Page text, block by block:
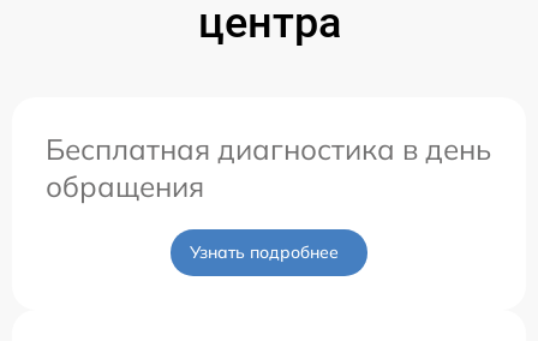
центра
Бесплатная диагностика в день
обращения
Узнать подробнее